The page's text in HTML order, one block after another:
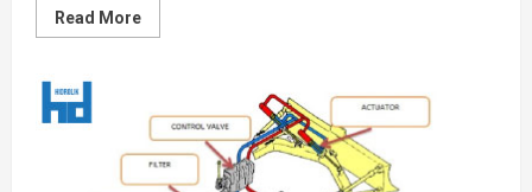
Read MoreRead
more
Forklift
Ditentukan
Indikator
Ini